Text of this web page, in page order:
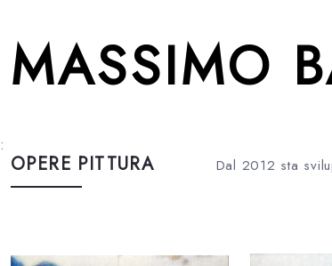
MASSIMO
:
OPERE PITTURA Dal 2012 sta